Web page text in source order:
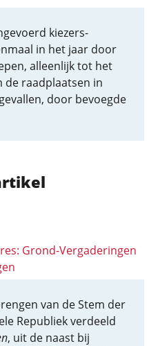
kiezers-
in het jaar door
alleenlijk tot het
de raadplaatsen in
door bevoegde
Grond-Vergaderingen
van de Stem der
Republiek verdeeld
, uit de naast bij